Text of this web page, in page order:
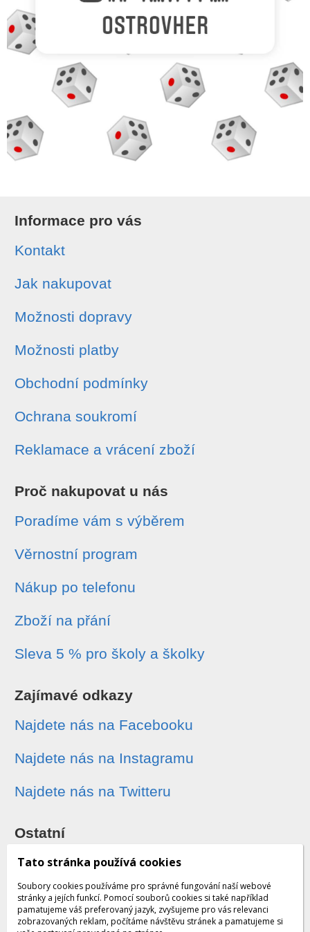
Informace pro vás
Kontakt
Jak nakupovat
Možnosti dopravy
Možnosti platby
Obchodní podmínky
Ochrana soukromí
Reklamace a vrácení zboží
Proč nakupovat u nás
Poradíme vám s výběrem
Věrnostní program
Nákup po telefonu
Zboží na přání
Sleva 5 % pro školy a školky
Zajímavé odkazy
Najdete nás na Facebooku
Najdete nás na Instagramu
Najdete nás na Twitteru
Ostatní
Sledování zásilek
Dárkové poukazy
Tato stránka používá cookies
Soubory cookies používáme pro správné fungování naší webové
stránky a jejích funkcí. Pomocí souborů cookies si také například
pamatujeme váš preferovaný jazyk, zvyšujeme pro vás relevanci
zobrazovaných reklam, počítáme návštěvu stránek a pamatujeme si